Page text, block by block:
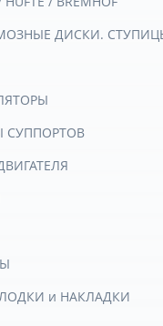
ДИСКИ.
СУППОРТОВ
и НАКЛАДКИ